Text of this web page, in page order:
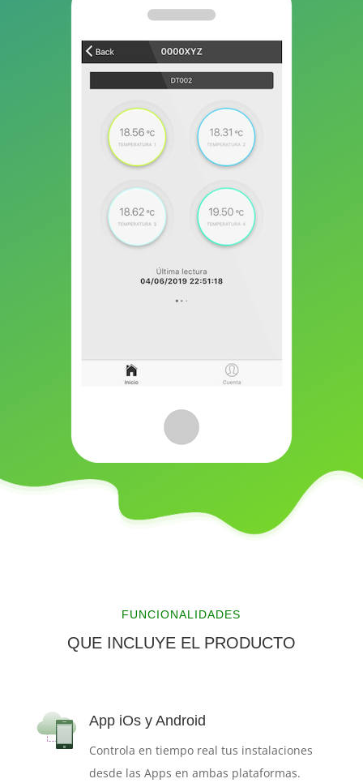
FUNCIONALIDADES
QUE INCLUYE EL PRODUCTO
App iOs y Android
Controla en tiempo real tus instalaciones
desde las Apps en ambas plataformas.